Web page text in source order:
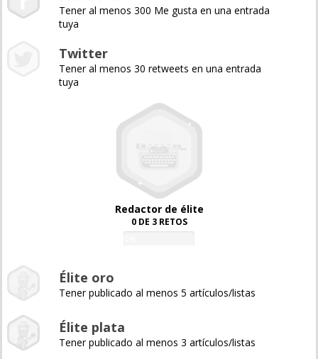
Tener al menos 300 Me gusta en una entrada
tuya
Twitter
Tener al menos 30 retweets en una entrada
tuya
Redactor de élite
0 DE 3 RETOS
Élite oro
Tener publicado al menos 5 artículos/listas
Élite plata
Tener publicado al menos 3 artículos/listas